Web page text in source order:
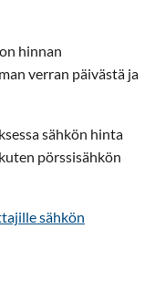
hinnan
verran päivästä ja
sähkön hinta
pörssisähkön
sähkön